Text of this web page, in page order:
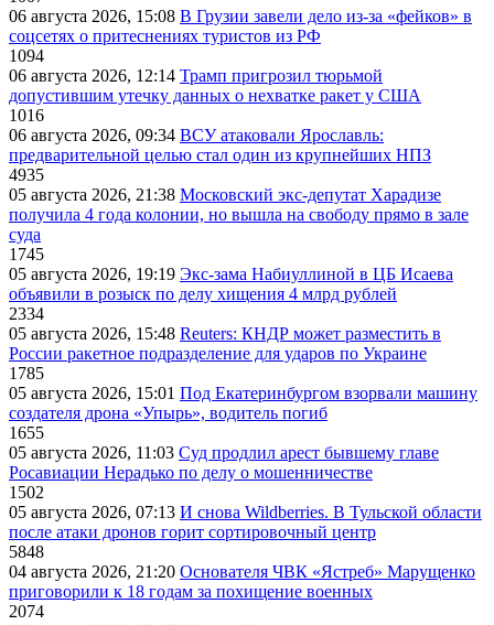
06 августа 2026, 15:08 В Грузии завели дело из-за «фейков» в
соцсетях о притеснениях туристов из РФ
1094
06 августа 2026, 12:14 Трамп пригрозил тюрьмой
допустившим утечку данных о нехватке ракет у США
1016
06 августа 2026, 09:34 ВСУ атаковали Ярославль:
предварительной целью стал один из крупнейших НПЗ
4935
05 августа 2026, 21:38 Московский экс-депутат Харадизе
получила 4 года колонии, но вышла на свободу прямо в зале
суда
1745
05 августа 2026, 19:19 Экс-зама Набиуллиной в ЦБ Исаева
объявили в розыск по делу хищения 4 млрд рублей
2334
05 августа 2026, 15:48 Reuters: КНДР может разместить в
России ракетное подразделение для ударов по Украине
1785
05 августа 2026, 15:01 Под Екатеринбургом взорвали машину
создателя дрона «Упырь», водитель погиб
1655
05 августа 2026, 11:03 Суд продлил арест бывшему главе
Росавиации Нерадько по делу о мошенничестве
1502
05 августа 2026, 07:13 И снова Wildberries. В Тульской области
после атаки дронов горит сортировочный центр
5848
04 августа 2026, 21:20 Основателя ЧВК «Ястреб» Марущенко
приговорили к 18 годам за похищение военных
2074